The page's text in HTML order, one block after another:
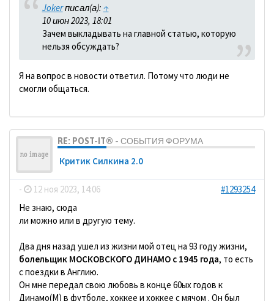
Jokerписал(а): ↑
10 июн 2023, 18:01
Зачем выкладывать на главной статью, которую
нельзя обсуждать?
Я на вопрос в новости ответил. Потому что люди не
смогли общаться.
RE: POST-IT® - СОБЫТИЯ ФОРУМА
Критик Силкина 2.0
- 12 ноя 2023, 14:06
#1293254
Не знаю, сюда
ли можно или в другую тему.
Два дня назад ушел из жизни мой отец на 93 году жизни,
болельщик МОСКОВСКОГО ДИНАМО с 1945 года, то есть
с поездки в Англию.
Он мне передал свою любовь в конце 60ых годов к
Динамо(М) в футболе, хоккее и хоккее с мячом . Он был